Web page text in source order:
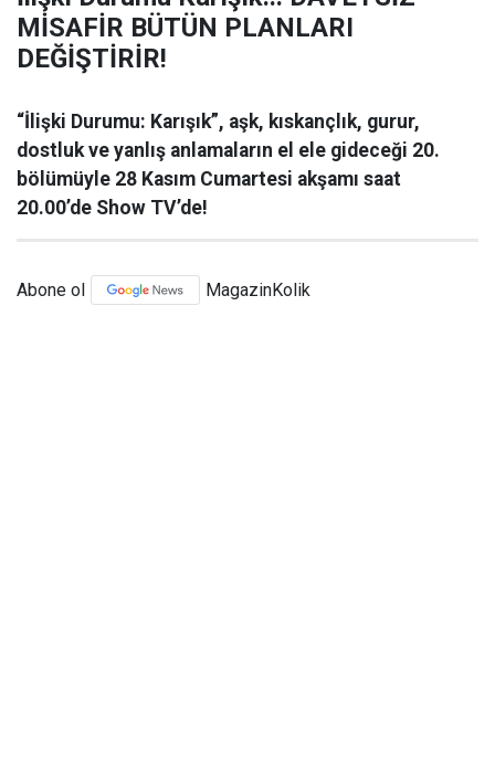
MİSAFİR BÜTÜN PLANLARI
DEĞİŞTİRİR!
“İlişki Durumu: Karışık”, aşk, kıskançlık, gurur,
dostluk ve yanlış anlamaların el ele gideceği 20.
bölümüyle 28 Kasım Cumartesi akşamı saat
20.00’de Show TV’de!
Abone ol MagazinKolik